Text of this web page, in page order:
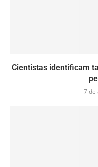
Cientistas identificam
7 de